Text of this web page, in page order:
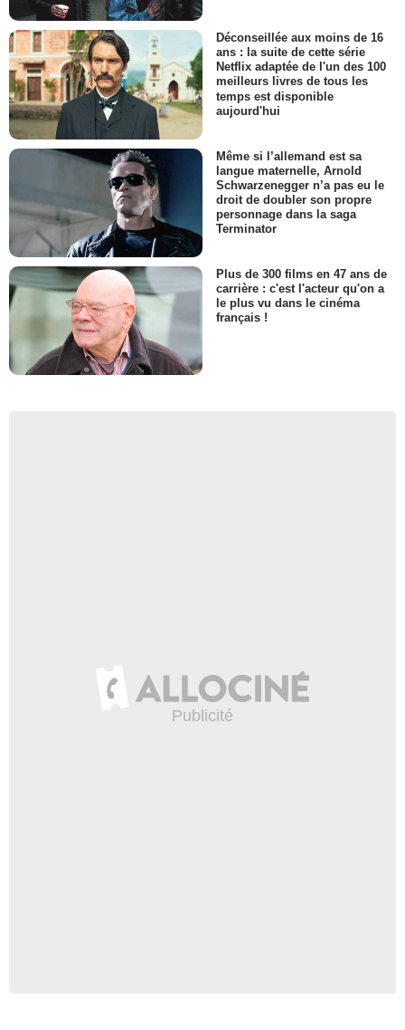
Déconseillée aux moins de 16
ans : la suite de cette série
Netflix adaptée de l'un des 100
meilleurs livres de tous les
temps est disponible
aujourd'hui
Même si l’allemand est sa
langue maternelle, Arnold
Schwarzenegger n’a pas eu le
droit de doubler son propre
personnage dans la saga
Terminator
Plus de 300 films en 47 ans de
carrière : c'est l'acteur qu'on a
le plus vu dans le cinéma
français !